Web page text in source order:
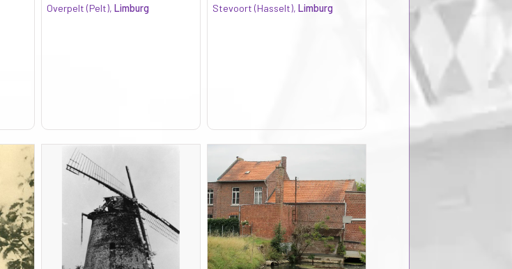
Overpelt (Pelt), Limburg
Stevoort (Hasselt), Limburg